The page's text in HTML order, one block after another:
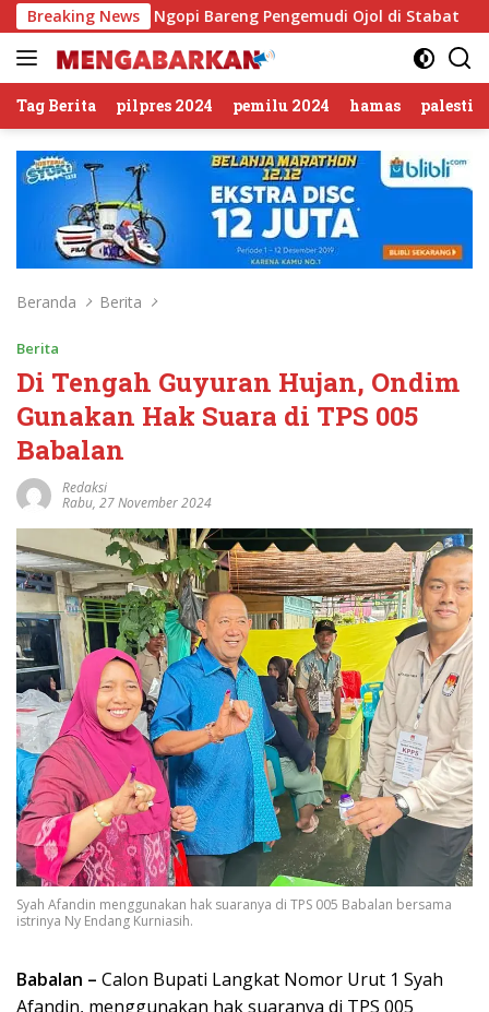
Langsung
ke
konten
Breaking News
Ngopi Bareng Pengemudi Ojol di Stabat
Tag Berita pilpres 2024 pemilu 2024 hamas
Beranda Berita
Berita
Di Tengah Guyuran Hujan, Ondim
Gunakan Hak Suara di TPS 005
Babalan
Redaksi
Rabu, 27 November 2024
Syah Afandin menggunakan hak suaranya di TPS 005 Babalan bersama
istrinya Ny Endang Kurniasih.
Babalan – Calon Bupati Langkat Nomor Urut 1 Syah
Afandin, menggunakan hak suaranya di TPS 005